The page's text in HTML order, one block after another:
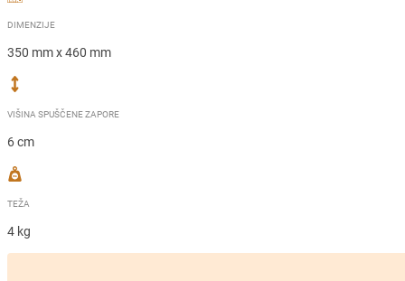
DIMENZIJE
350 mm x 460 mm
VIŠINA SPUŠČENE ZAPORE
6 cm
TEŽA
4 kg